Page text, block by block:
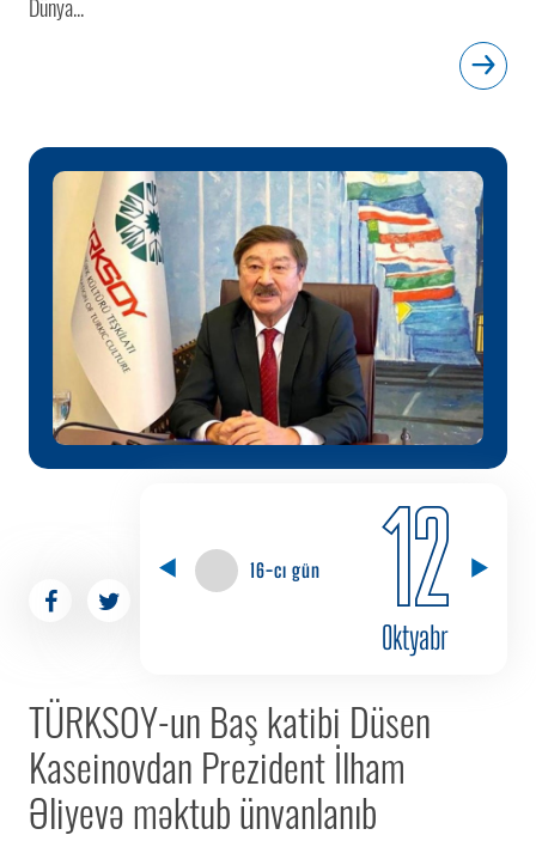
Dünya...
16-cı gün 12
Oktyabr
TÜRKSOY-un Baş katibi Düsen
Kaseinovdan Prezident İlham
Əliyevə məktub ünvanlanıb